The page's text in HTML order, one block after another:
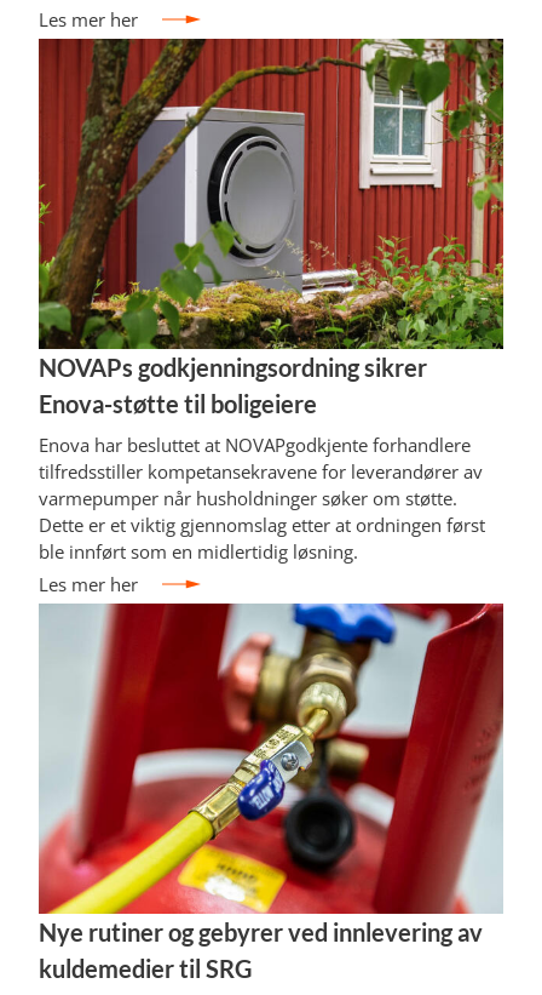
Les mer her
NOVAPs godkjenningsordning sikrer
Enova-støtte til boligeiere
Enova har besluttet at NOVAPgodkjente forhandlere
tilfredsstiller kompetansekravene for leverandører av
varmepumper når husholdninger søker om støtte.
Dette er et viktig gjennomslag etter at ordningen først
ble innført som en midlertidig løsning.
Les mer her
Nye rutiner og gebyrer ved innlevering av
kuldemedier til SRG